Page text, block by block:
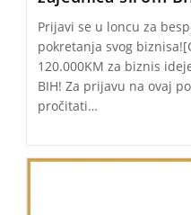
Prijavi se u loncu za
pokretanja svog
120.000KM za biznis
BIH! Za prijavu na ovaj
pročitati…